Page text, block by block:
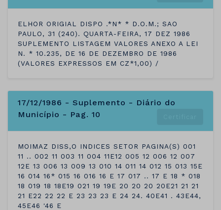
ELHOR ORIGIAL DISPO .*N* * D.O.M.; SAO
PAULO, 31 (240). QUARTA-FEIRA, 17 DEZ 1986
SUPLEMENTO LISTAGEM VALORES ANEXO A LEI
N. * 10.235, DE 16 DE DEZEMBRO DE 1986
(VALORES EXPRESSOS EM CZ*1,00) /
17/12/1986 - Suplemento - Diário do
Município - Pag. 10
MOIMAZ DISS,O INDICES SETOR PAGINA(S) 001
11 .. 002 11 003 11 004 11E12 005 12 006 12 007
12E 13 006 13 009 13 010 14 011 14 012 15 013 15E
16 014 16* 015 16 016 16 E 17 017 .. 17 E 18 * 018
18 019 18 18E19 021 19 19E 20 20 20 20E21 21 21
21 E22 22 22 E 23 23 23 E 24 24. 40E41 . 43E44,
45E46 '46 E